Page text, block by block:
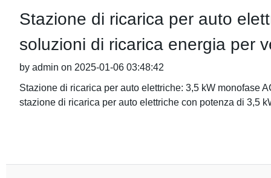
Stazione di ricarica per auto
soluzioni di ricarica energia per
by admin on 2025-01-06 03:48:42
Stazione di ricarica per auto elettriche: 3,5 kW monofase
stazione di ricarica per auto elettriche con potenza di 3,5